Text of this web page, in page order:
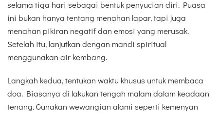
selama tiga hari sebagai bentuk penyucian diri. Puasa
ini bukan hanya tentang menahan lapar, tapi juga
menahan pikiran negatif dan emosi yang merusak.
Setelah itu, lanjutkan dengan mandi spiritual
menggunakan air kembang.
Langkah kedua, tentukan waktu khusus untuk membaca
doa. Biasanya di lakukan tengah malam dalam keadaan
tenang. Gunakan wewangian alami seperti kemenyan